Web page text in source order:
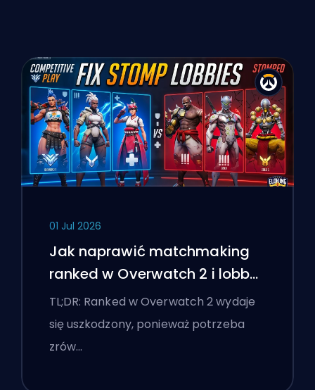
01 Jul 2026
Jak naprawić matchmaking
ranked w Overwatch 2 i lobby
'stomp'
TL;DR: Ranked w Overwatch 2 wydaje
się uszkodzony, ponieważ potrzeba
zrów…